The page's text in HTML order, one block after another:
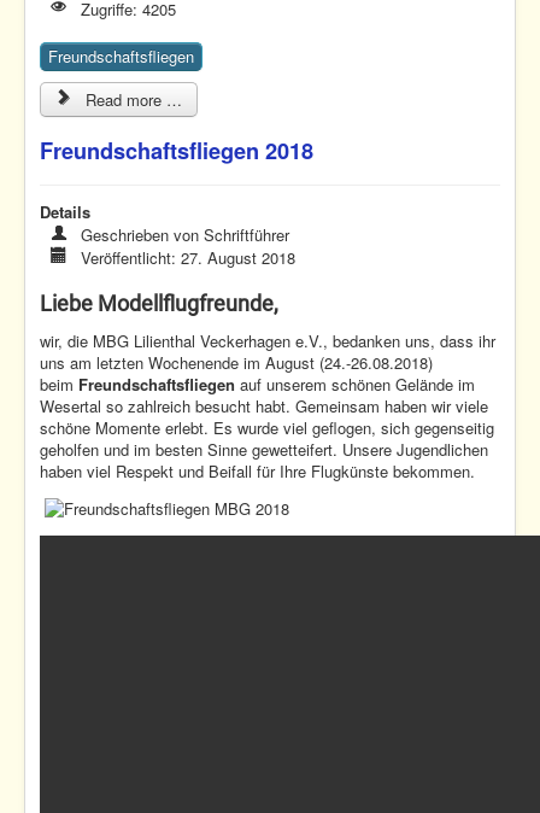
Zugriffe: 4205
Freundschaftsfliegen
Read more …
Freundschaftsfliegen 2018
Details
Geschrieben vonSchriftführer
Veröffentlicht: 27. August 2018
Liebe Modellflugfreunde,
wir, die MBG Lilienthal Veckerhagen e.V., bedanken uns, dass ihr
uns am letzten Wochenende im August (24.-26.08.2018)
beim Freundschaftsfliegen auf unserem schönen Gelände im
Wesertal so zahlreich besucht habt. Gemeinsam haben wir viele
schöne Momente erlebt. Es wurde viel geflogen, sich gegenseitig
geholfen und im besten Sinne gewetteifert. Unsere Jugendlichen
haben viel Respekt und Beifall für Ihre Flugkünste bekommen.